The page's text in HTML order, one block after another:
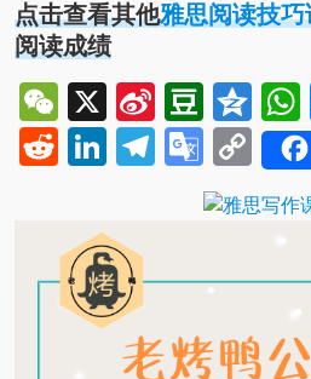
点击查看其他雅思阅读技巧
阅读成绩
WeChat
X
Sina
Weibo
RedditLinkedIn
Telegram